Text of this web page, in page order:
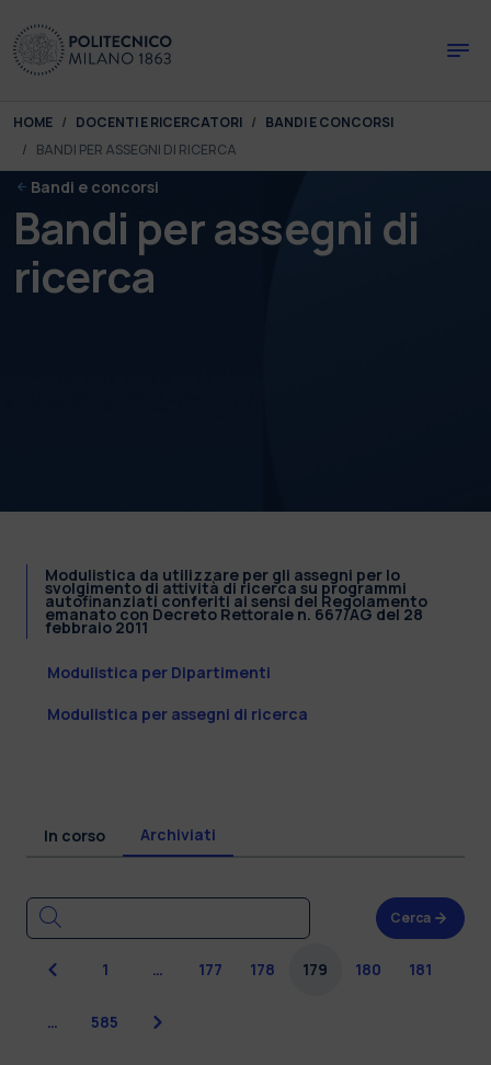
You are here:
HOME DOCENTI E RICERCATORI
BANDI E CONCORSI
BANDI PER ASSEGNI DI RICERCA
Bandi e concorsi
Bandi per assegni di
ricerca
Modulistica da utilizzare per gli assegni per lo
svolgimento di attività di ricerca su programmi
autofinanziati conferiti ai sensi del Regolamento
emanato con Decreto Rettorale n. 667/AG del 28
febbraio 2011
Modulistica per Dipartimenti
Modulistica per assegni di ricerca
In corso Archiviati
Cerca
Precedente
1 … 177 178 179 180 181
… 585 Successiva